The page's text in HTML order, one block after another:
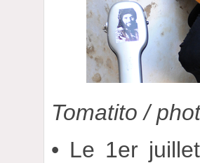
Tomatito /
• Le 1er